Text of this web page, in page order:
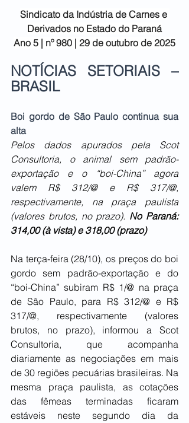
Sindicato da Indústria de Carnes e
Derivados no Estado do Paraná
Ano 5 | nº 980 | 29 de outubro de 2025
NOTÍCIAS SETORIAIS –
BRASIL
Boi gordo de São Paulo continua sua
alta
Pelos dados apurados pela Scot
Consultoria, o animal sem padrão-
exportação e o “boi-China” agora
valem R$ 312/@ e R$ 317/@,
respectivamente, na praça paulista
(valores brutos, no prazo). No Paraná:
314,00 (à vista) e 318,00 (prazo)
Na terça-feira (28/10), os preços do boi
gordo sem padrão-exportação e do
“boi-China” subiram R$ 1/@ na praça
de São Paulo, para R$ 312/@ e R$
317/@, respectivamente (valores
brutos, no prazo), informou a Scot
Consultoria, que acompanha
diariamente as negociações em mais
de 30 regiões pecuárias brasileiras. Na
mesma praça paulista, as cotações
das fêmeas terminadas ficaram
estáveis neste segundo dia da